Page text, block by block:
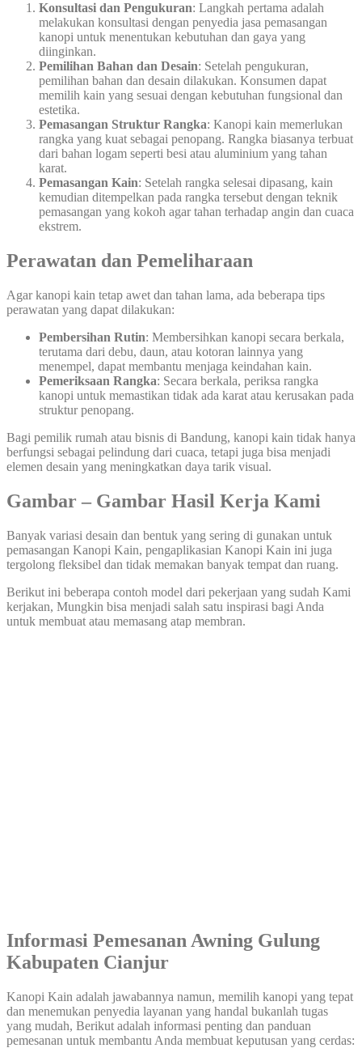
Konsultasi dan Pengukuran: Langkah pertama adalah
melakukan konsultasi dengan penyedia jasa pemasangan
kanopi untuk menentukan kebutuhan dan gaya yang
diinginkan.
Pemilihan Bahan dan Desain: Setelah pengukuran,
pemilihan bahan dan desain dilakukan. Konsumen dapat
memilih kain yang sesuai dengan kebutuhan fungsional dan
estetika.
Pemasangan Struktur Rangka: Kanopi kain memerlukan
rangka yang kuat sebagai penopang. Rangka biasanya terbuat
dari bahan logam seperti besi atau aluminium yang tahan
karat.
Pemasangan Kain: Setelah rangka selesai dipasang, kain
kemudian ditempelkan pada rangka tersebut dengan teknik
pemasangan yang kokoh agar tahan terhadap angin dan cuaca
ekstrem.
Perawatan dan Pemeliharaan
Agar kanopi kain tetap awet dan tahan lama, ada beberapa tips
perawatan yang dapat dilakukan:
Pembersihan Rutin: Membersihkan kanopi secara berkala,
terutama dari debu, daun, atau kotoran lainnya yang
menempel, dapat membantu menjaga keindahan kain.
Pemeriksaan Rangka: Secara berkala, periksa rangka
kanopi untuk memastikan tidak ada karat atau kerusakan pada
struktur penopang.
Bagi pemilik rumah atau bisnis di Bandung, kanopi kain tidak hanya
berfungsi sebagai pelindung dari cuaca, tetapi juga bisa menjadi
elemen desain yang meningkatkan daya tarik visual.
Gambar – Gambar Hasil Kerja Kami
Banyak variasi desain dan bentuk yang sering di gunakan untuk
pemasangan Kanopi Kain, pengaplikasian Kanopi Kain ini juga
tergolong fleksibel dan tidak memakan banyak tempat dan ruang.
Berikut ini beberapa contoh model dari pekerjaan yang sudah Kami
kerjakan, Mungkin bisa menjadi salah satu inspirasi bagi Anda
untuk membuat atau memasang atap membran.
Informasi Pemesanan Awning Gulung
Kabupaten Cianjur
Kanopi Kain adalah jawabannya namun, memilih kanopi yang tepat
dan menemukan penyedia layanan yang handal bukanlah tugas
yang mudah, Berikut adalah informasi penting dan panduan
pemesanan untuk membantu Anda membuat keputusan yang cerdas: